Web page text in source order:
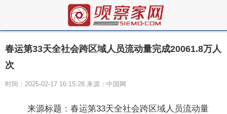
春运第33天全社会跨区域人员流动量完成20061.8万人
次
时间：2025-02-17 16:15:28 来源：中国网
来源标题：春运第33天全社会跨区域人员流动量